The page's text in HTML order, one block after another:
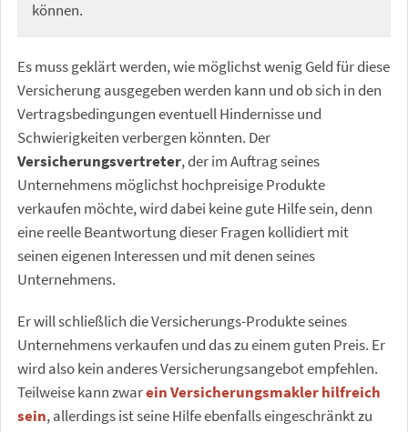
können.
Es muss geklärt werden, wie möglichst wenig Geld für diese
Versicherung ausgegeben werden kann und ob sich in den
Vertragsbedingungen eventuell Hindernisse und
Schwierigkeiten verbergen könnten. Der
Versicherungsvertreter, der im Auftrag seines
Unternehmens möglichst hochpreisige Produkte
verkaufen möchte, wird dabei keine gute Hilfe sein, denn
eine reelle Beantwortung dieser Fragen kollidiert mit
seinen eigenen Interessen und mit denen seines
Unternehmens.
Er will schließlich die Versicherungs-Produkte seines
Unternehmens verkaufen und das zu einem guten Preis. Er
wird also kein anderes Versicherungsangebot empfehlen.
Teilweise kann zwareinVersicherungsmaklerhilfreich
sein, allerdings ist seine Hilfe ebenfalls eingeschränkt zu